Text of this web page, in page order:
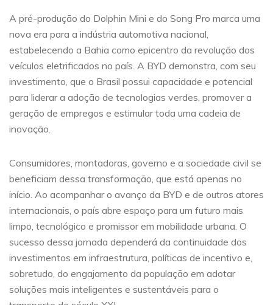
A pré-produção do Dolphin Mini e do Song Pro marca uma
nova era para a indústria automotiva nacional,
estabelecendo a Bahia como epicentro da revolução dos
veículos eletrificados no país. A BYD demonstra, com seu
investimento, que o Brasil possui capacidade e potencial
para liderar a adoção de tecnologias verdes, promover a
geração de empregos e estimular toda uma cadeia de
inovação.
Consumidores, montadoras, governo e a sociedade civil se
beneficiam dessa transformação, que está apenas no
início. Ao acompanhar o avanço da BYD e de outros atores
internacionais, o país abre espaço para um futuro mais
limpo, tecnológico e promissor em mobilidade urbana. O
sucesso dessa jornada dependerá da continuidade dos
investimentos em infraestrutura, políticas de incentivo e,
sobretudo, do engajamento da população em adotar
soluções mais inteligentes e sustentáveis para o